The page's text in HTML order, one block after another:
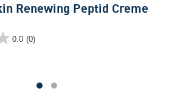
Renewing Peptid Creme
0.0 (0)